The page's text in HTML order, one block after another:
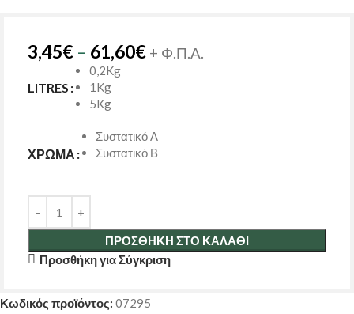
3,45€ – 61,60€ + Φ.Π.Α.
LITRES
0,2Kg
1Kg
5Kg
ΧΡΏΜΑ
Συστατικό Α
Συστατικό Β
ΠΡΟΣΘΉΚΗ ΣΤΟ ΚΑΛΆΘΙ
Προσθήκη για Σύγκριση
Κωδικός προϊόντος: 07295